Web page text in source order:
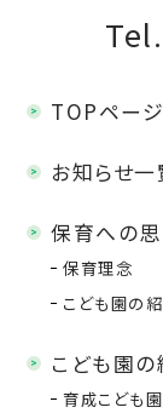
Tel.
TOPページ
お知らせ一
保育への
保育理念
こども園の
こども園の
育成こども園